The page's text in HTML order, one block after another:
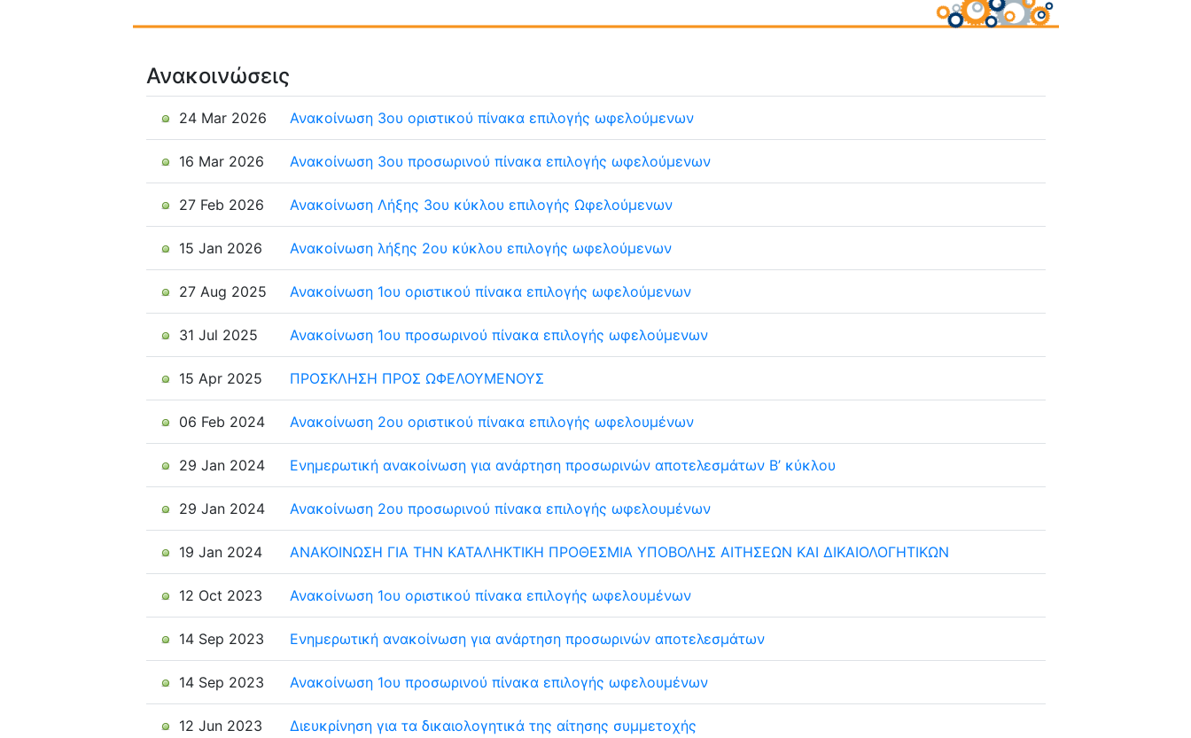
Ανακοινώσεις
24 Mar 2026 Ανακοίνωση 3ου οριστικού πίνακα επιλογής ωφελούμενων
16 Mar 2026 Ανακοίνωση 3ου προσωρινού πίνακα επιλογής ωφελούμενων
27 Feb 2026 Ανακοίνωση Λήξης 3ου κύκλου επιλογής Ωφελούμενων
15 Jan 2026 Ανακοίνωση λήξης 2ου κύκλου επιλογής ωφελούμενων
27 Aug 2025 Ανακοίνωση 1ου οριστικού πίνακα επιλογής ωφελούμενων
31 Jul 2025 Ανακοίνωση 1ου προσωρινού πίνακα επιλογής ωφελούμενων
15 Apr 2025 ΠΡΟΣΚΛΗΣΗ ΠΡΟΣ ΩΦΕΛΟΥΜΕΝΟΥΣ
06 Feb 2024 Ανακοίνωση 2ου οριστικού πίνακα επιλογής ωφελουμένων
29 Jan 2024 Ενημερωτική ανακοίνωση για ανάρτηση προσωρινών αποτελεσμάτων Β’ κύκλου
29 Jan 2024 Ανακοίνωση 2ου προσωρινού πίνακα επιλογής ωφελουμένων
19 Jan 2024 ΑΝΑΚΟΙΝΩΣΗ ΓΙΑ ΤΗΝ ΚΑΤΑΛΗΚΤΙΚΗ ΠΡΟΘΕΣΜΙΑ ΥΠΟΒΟΛΗΣ ΑΙΤΗΣΕΩΝ ΚΑΙ ΔΙΚΑΙΟΛΟΓΗΤΙΚΩΝ
12 Oct 2023 Ανακοίνωση 1ου οριστικού πίνακα επιλογής ωφελουμένων
14 Sep 2023 Ενημερωτική ανακοίνωση για ανάρτηση προσωρινών αποτελεσμάτων
14 Sep 2023 Ανακοίνωση 1ου προσωρινού πίνακα επιλογής ωφελουμένων
12 Jun 2023 Διευκρίνηση για τα δικαιολογητικά της αίτησης συμμετοχής